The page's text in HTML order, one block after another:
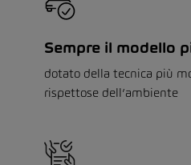
Sempre il modello
dotato della tecnica più
rispettose dell’ambiente